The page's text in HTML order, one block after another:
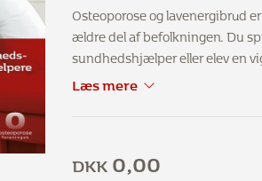
Osteoporose og lavenergibrud
ældre del af befolkningen. Du
sundhedshjælper eller elev en
Læs mere
DKK0,00